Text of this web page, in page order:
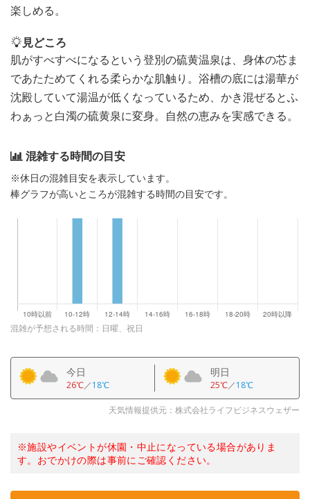
楽しめる。
見どころ
肌がすべすべになるという登別の硫黄温泉は、身体の芯ま
であたためてくれる柔らかな肌触り。浴槽の底には湯華が
沈殿していて湯温が低くなっているため、かき混ぜるとふ
わぁっと白濁の硫黄泉に変身。自然の恵みを実感できる。
混雑する時間の目安
※休日の混雑目安を表示しています。
棒グラフが高いところが混雑する時間の目安です。
混雑が予想される時間：日曜、祝日
今日
26℃／18℃
明日
25℃／18℃
天気情報提供元：株式会社ライフビジネスウェザー
※施設やイベントが休園・中止になっている場合がありま
す。おでかけの際は事前にご確認ください。